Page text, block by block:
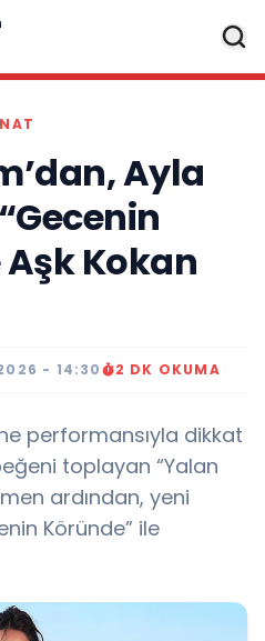
Ayla
Kokan
- 14:30 2 DK OKUMA
performansıyla dikkat
toplayan “Yalan
ardından, yeni
Köründe” ile